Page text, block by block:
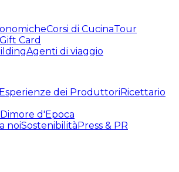
Corsi di CucinaTour
Gift Card
Agenti di viaggio
Esperienze dei ProduttoriRicettario
Dimore d'Epoca
noiSostenibilitàPress & PR